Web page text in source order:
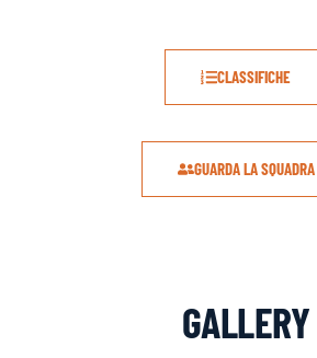
GUARDA LA SQUADRA
CLASSIFICHE
GALLERY